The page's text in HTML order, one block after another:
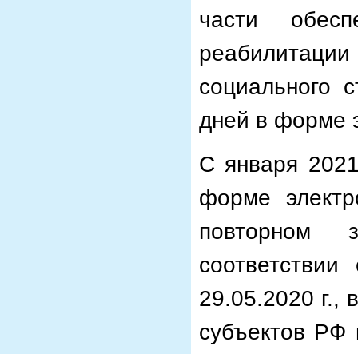
части
социального
дней в форме
С января
форме
повторном
29.05.2020 г.,
субъектов РФ